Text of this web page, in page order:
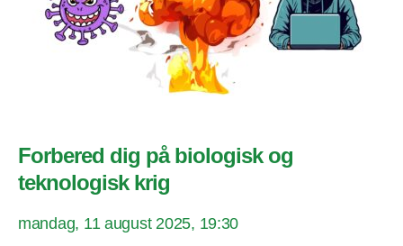
Forbered dig på biologisk og
teknologisk krig
mandag, 11 august 2025, 19:30